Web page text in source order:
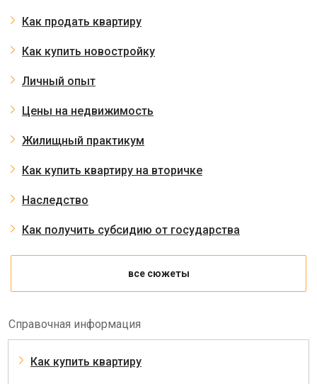
Как продать квартиру
Как купить новостройку
Личный опыт
Цены на недвижимость
Жилищный практикум
Как купить квартиру на вторичке
Наследство
Как получить субсидию от государства
все сюжеты
Справочная информация
Как купить квартиру